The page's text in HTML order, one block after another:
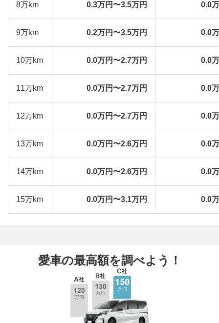
8万km 0.3万円〜3.5万円 0.0
9万km 0.2万円〜3.5万円 0.0
10万km 0.0万円〜2.7万円 0.0
11万km 0.0万円〜2.7万円 0.0
12万km 0.0万円〜2.7万円 0.0
13万km 0.0万円〜2.6万円 0.0
14万km 0.0万円〜2.6万円 0.0
15万km 0.0万円〜3.1万円 0.0
愛車の最高額を調べよう！